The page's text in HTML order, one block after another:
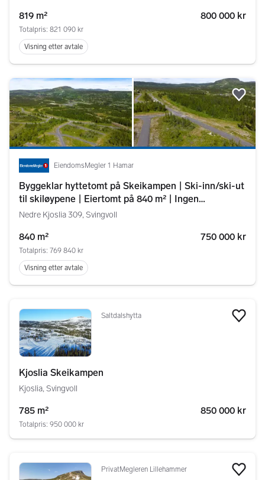
819 m² 800 000 kr
Totalpris: 821 090 kr
Visning etter avtale
EiendomsMegler 1 Hamar
Byggeklar hyttetomt på Skeikampen | Ski-inn/ski-ut
til skiløypene | Eiertomt på 840 m² | Ingen
byggeklausul
Nedre Kjoslia 309, Svingvoll
840 m² 750 000 kr
Totalpris: 769 840 kr
Visning etter avtale
Saltdalshytta
Kjoslia Skeikampen
Kjoslia, Svingvoll
785 m² 850 000 kr
Totalpris: 950 000 kr
PrivatMegleren Lillehammer